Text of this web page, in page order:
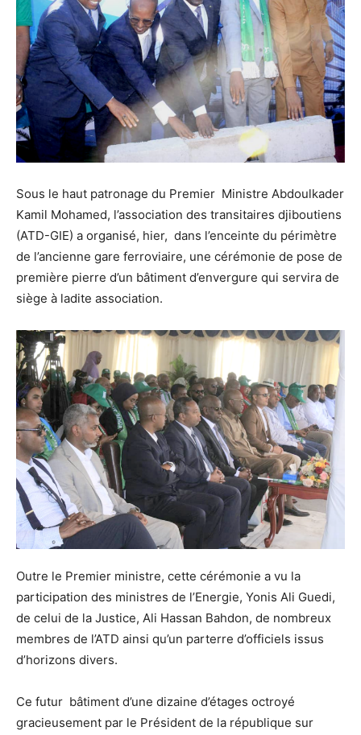
Sous le haut patronage du Premier Ministre Abdoulkader
Kamil Mohamed, l’association des transitaires djiboutiens
(ATD-GIE) a organisé, hier, dans l’enceinte du périmètre
de l’ancienne gare ferroviaire, une cérémonie de pose de
première pierre d’un bâtiment d’envergure qui servira de
siège à ladite association.
Outre le Premier ministre, cette cérémonie a vu la
participation des ministres de l’Energie, Yonis Ali Guedi,
de celui de la Justice, Ali Hassan Bahdon, de nombreux
membres de l’ATD ainsi qu’un parterre d’officiels issus
d’horizons divers.
Ce futur bâtiment d’une dizaine d’étages octroyé
gracieusement par le Président de la république sur